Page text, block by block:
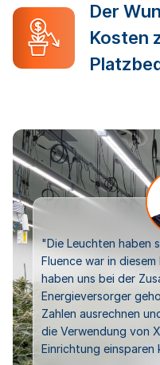
Der
Kosten
"Die Leuchten haben
Fluence war in
haben uns bei der
Energieversorger
Zahlen ausrechnen
die Verwendung von
Einrichtung einsparen